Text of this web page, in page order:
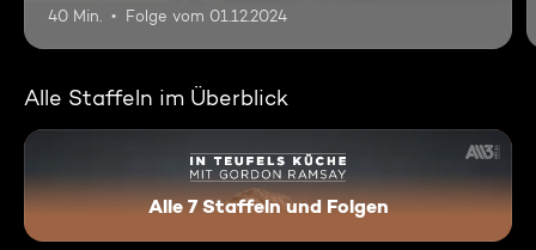
40 Min. Folge vom 01.12.2024
Alle Staffeln im Überblick
In Teufels Küche mit Gordon
Alle 7 Staffeln und Folgen